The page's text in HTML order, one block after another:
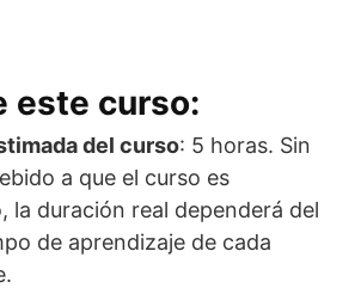
este curso:
del curso: 5 horas. Sin
a que el curso es
la duración real dependerá del
de aprendizaje de cada